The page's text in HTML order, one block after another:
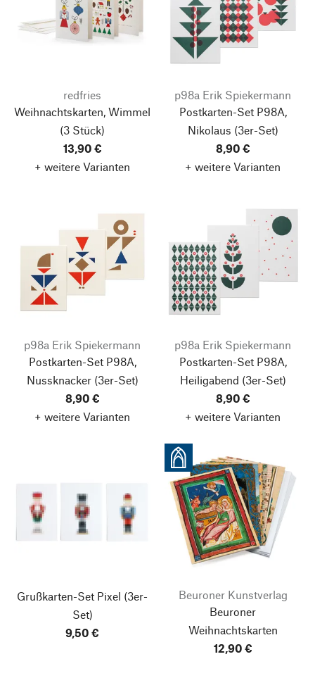
redfries
Weihnachtskarten, Wimmel
(3 Stück)
13,90 €
+ weitere Varianten
p98a Erik Spiekermann
Postkarten-Set P98A,
Nikolaus (3er-Set)
8,90 €
+ weitere Varianten
p98a Erik Spiekermann
Postkarten-Set P98A,
Nussknacker(3er-Set)
8,90 €
+ weitere Varianten
p98a Erik Spiekermann
Postkarten-Set P98A,
Heiligabend (3er-Set)
8,90 €
+ weitere Varianten
Grußkarten-Set Pixel (3er-
Set)
9,50 €
Beuroner Kunstverlag
Beuroner
Weihnachtskarten
12,90 €